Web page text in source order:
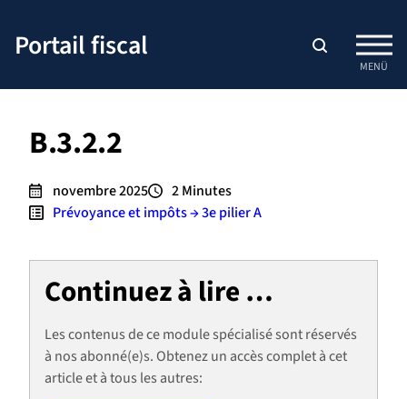
contenu
Portail fiscal
MENÜ
B.3.2.2
Prévoyance et impôts → 3e pilier A
novembre 2025 2Minutes
Continuez à lire …
Les contenus de ce module spécialisé sont réservés
à nos abonné(e)s. Obtenez un accès complet à cet
article et à tous les autres: